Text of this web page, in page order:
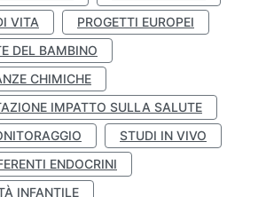
VITA
PROGETTI EUROPEI
DEL BAMBINO
CHIMICHE
IMPATTO SULLA SALUTE
STUDI IN VIVO
ENDOCRINI
INFANTILE